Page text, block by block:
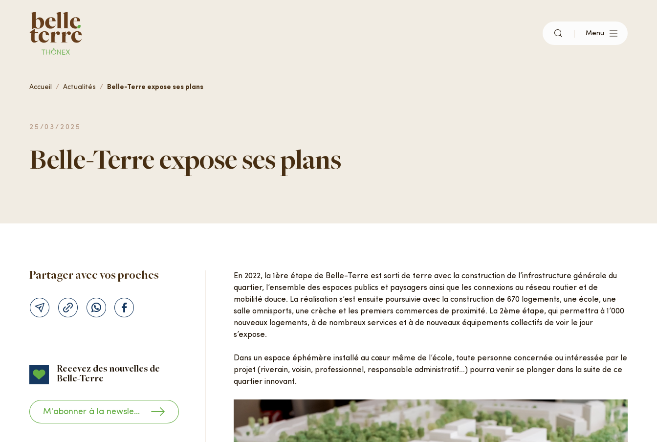
Menu
Contacts
Accueil Actualités Belle-Terre expose ses plans
25/03/2025
Belle-Terre expose ses plans
En 2022, la 1ère étape de Belle-Terre est sorti de terre avec la construction de l’infrastructure générale du
quartier, l’ensemble des espaces publics et paysagers ainsi que les connexions au réseau routier et de
mobilité douce. La réalisation s’est ensuite poursuivie avec la construction de 670 logements, une école, une
salle omnisports, une crèche et les premiers commerces de proximité. La 2ème étape, qui permettra à 1’000
nouveaux logements, à de nombreux services et à de nouveaux équipements collectifs de voir le jour
s’expose.
Dans un espace éphémère installé au cœur même de l’école, toute personne concernée ou intéressée par le
projet (riverain, voisin, professionnel, responsable administratif…) pourra venir se plonger dans la suite de ce
quartier innovant.
Partager avec vos proches
Recevez des nouvelles de
Belle-Terre
M'abonner à la newsletter